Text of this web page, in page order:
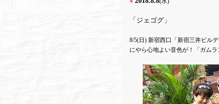
「ジェゴグ」
8/5(日) 新宿西口「新宿三井ビル
にやら心地よい音色が！「ガム